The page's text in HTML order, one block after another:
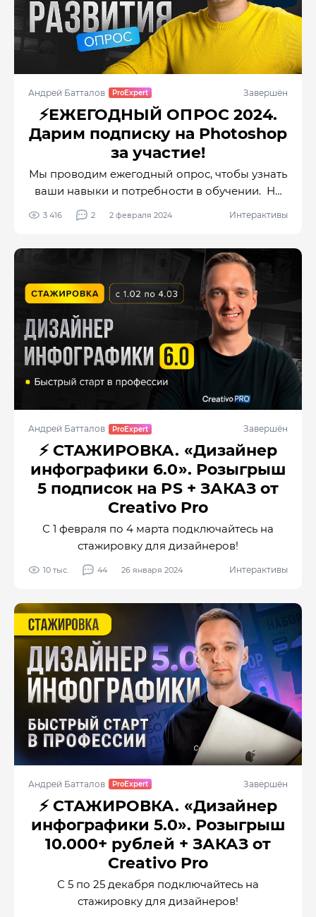
Андрей Батталов Завершён
⚡️ЕЖЕГОДНЫЙ ОПРОС 2024.
Дарим подписку на Photoshop
за участие!
Мы проводим ежегодный опрос, чтобы узнать
ваши навыки и потребности в обучении. На
основе ваших ответов мы улучшаем
обучающую платформу Creativo: приглашаем
уроки, проводим интерактивные
мероприятия, делаем контент в соцсетях
полезнее и интереснее.
3 416 2 2 февраля 2024 Интерактивы
Андрей Батталов Завершён
⚡️ СТАЖИРОВКА. «Дизайнер
инфографики 6.0». Розыгрыш
5 подписок на PS + ЗАКАЗ от
Creativo Pro
С 1 февраля по 4 марта подключайтесь на
стажировку для дизайнеров!
10 тыс. 44 26 января 2024 Интерактивы
Андрей Батталов Завершён
⚡️ СТАЖИРОВКА. «Дизайнер
инфографики 5.0». Розыгрыш
10.000+ рублей + ЗАКАЗ от
Creativo Pro
С 5 по 25 декабря подключайтесь на
стажировку для дизайнеров!